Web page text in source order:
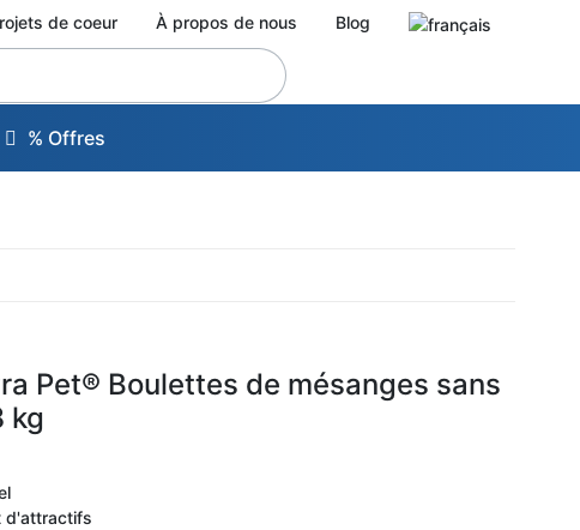
de coeur À propos de nous Blog
% Offres
Pet® Boulettes de mésanges sans
kg
d'attractifs